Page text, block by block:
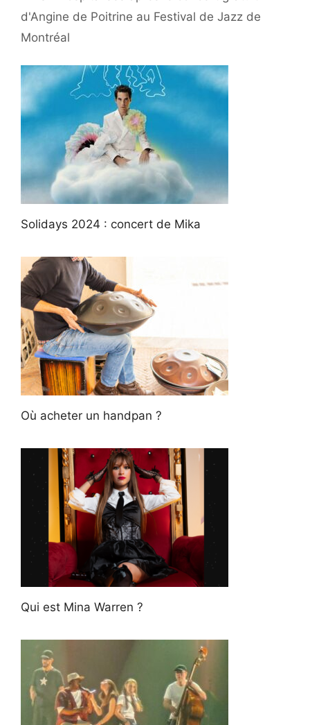
d'Angine de Poitrine au Festival de Jazz de
Montréal
Solidays 2024 : concert de Mika
Où acheter un handpan ?
Qui est Mina Warren ?